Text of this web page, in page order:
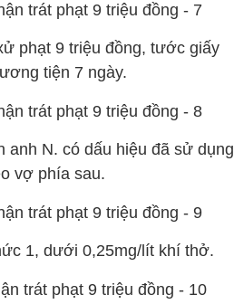
phạt 9 triệu đồng, tước giấy
tiện 7 ngày.
anh N. có dấu hiệu đã sử dụng
vợ phía sau.
1, dưới 0,25mg/lít khí thở.